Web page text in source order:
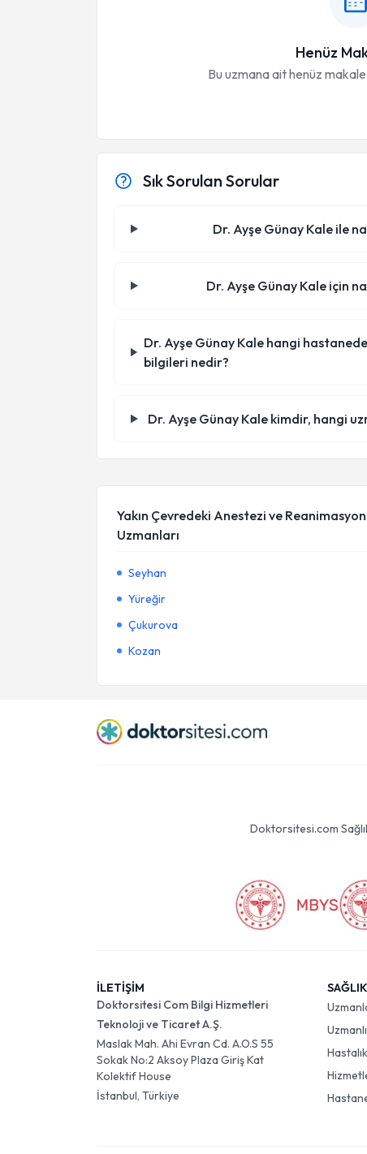
Henüz
Bu uzmana ait henüz
Sık Sorulan Sorular
Dr. Ayşe Günay Kale ile
Dr. Ayşe Günay Kale için
Dr. Ayşe Günay Kale hangi
bilgileri nedir?
Dr. Ayşe Günay Kale kimdir, hangi
Yakın Çevredeki Anestezi ve Reanimasyon
Uzmanları
Seyhan
Yüreğir
Çukurova
Kozan
Doktorsitesi.com
İLETİŞİM
Doktorsitesi Com Bilgi Hizmetleri
Teknoloji ve Ticaret A.Ş.
Maslak Mah. Ahi Evran Cd. A.O.S 55
Sokak No:2 Aksoy Plaza Giriş Kat
Kolektif House
İstanbul, Türkiye
SAĞLIK